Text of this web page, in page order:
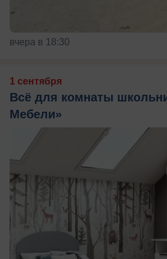
вчера в 18:30
1 сентября
Всё для комнаты
Мебели»